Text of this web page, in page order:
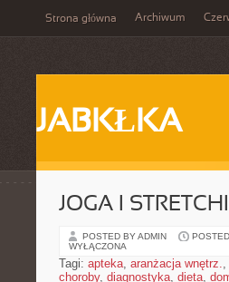
Strona główna Archiwum
JABKŁKA
JOGA I
POSTED BY ADMIN
WYŁĄCZONA
Tagi: apteka, aranżacja wnętrz.,
choroby, diagnostyka, dieta,